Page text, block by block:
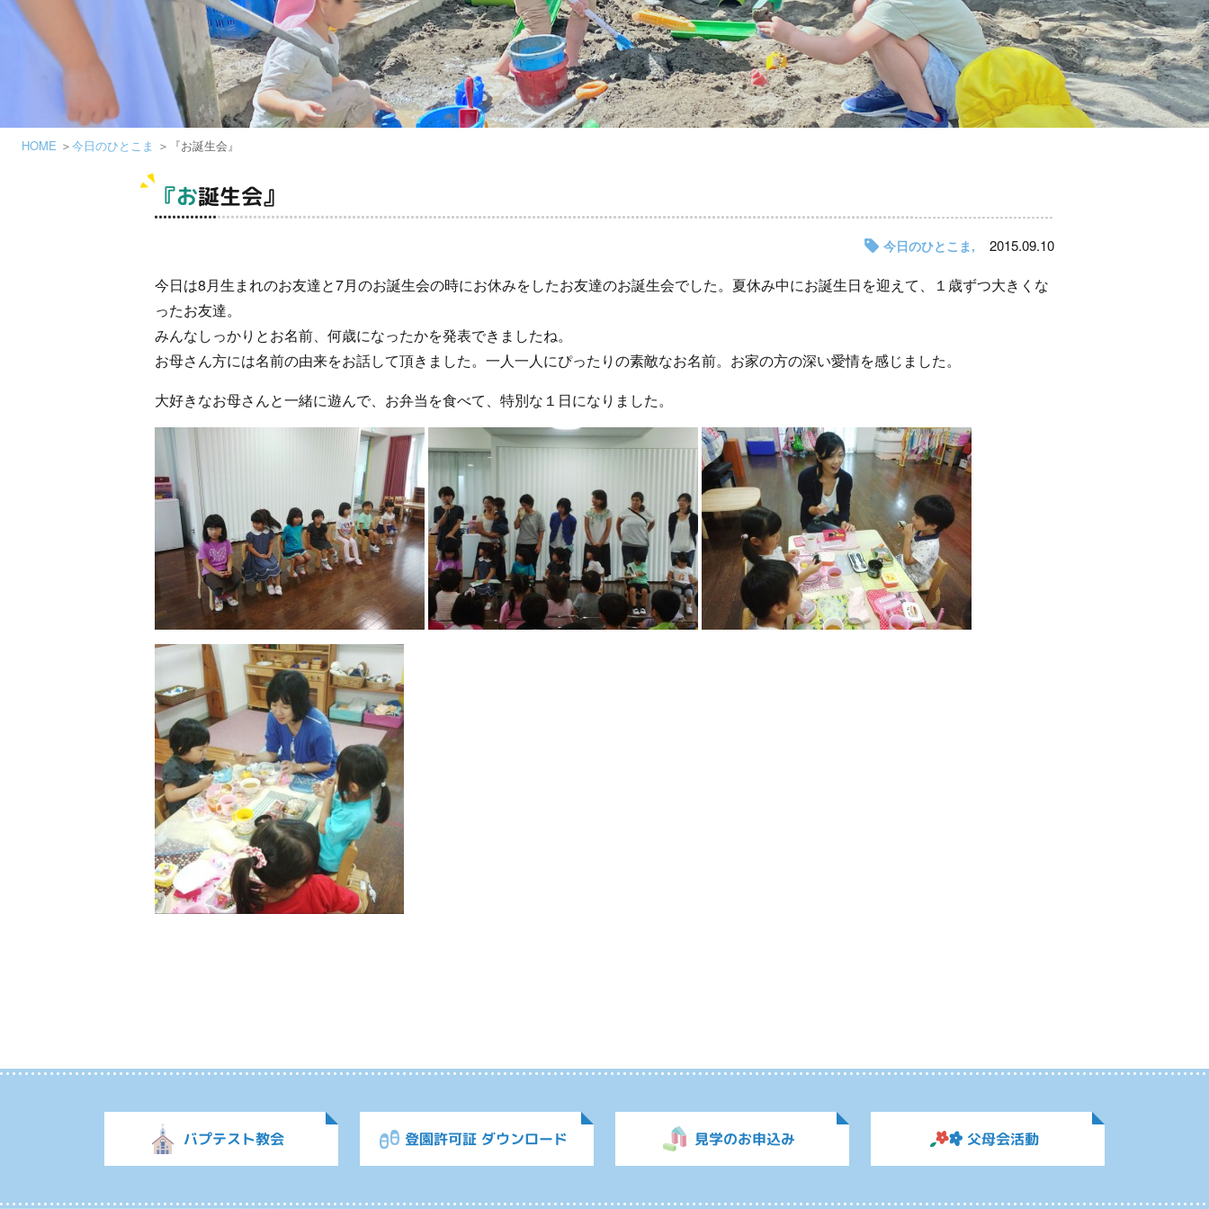
HOME 今日のひとこま 『お誕生会』
『お誕生会』
今日のひとこま 2015.09.10
今日は8月生まれのお友達と7月のお誕生会の時にお休みをしたお友達のお誕生会でした。夏休み中にお誕生日を迎えて、１歳ずつ大きくな
ったお友達。
みんなしっかりとお名前、何歳になったかを発表できましたね。
お母さん方には名前の由来をお話して頂きました。一人一人にぴったりの素敵なお名前。お家の方の深い愛情を感じました。
大好きなお母さんと一緒に遊んで、お弁当を食べて、特別な１日になりました。
バプテスト教会 登園許可証 ダウンロード 見学のお申込み 父母会活動